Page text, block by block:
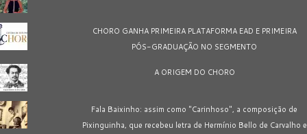
CHORO GANHA PRIMEIRA PLATAFORMA EAD E PRIMEIRA
PÓS-GRADUAÇÃO NO SEGMENTO
A ORIGEM DO CHORO
Fala Baixinho: assim como "Carinhoso", a composição de
Pixinguinha, que recebeu letra de Hermínio Bello de Carvalho e